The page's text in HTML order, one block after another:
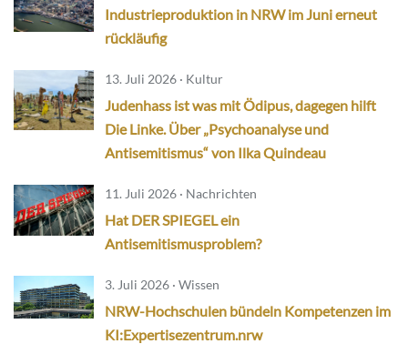
Industrieproduktion in NRW im Juni erneut
rückläufig
13. Juli 2026 · Kultur
Judenhass ist was mit Ödipus, dagegen hilft
Die Linke. Über „Psychoanalyse und
Antisemitismus“ von Ilka Quindeau
11. Juli 2026 · Nachrichten
Hat DER SPIEGEL ein
Antisemitismusproblem?
3. Juli 2026 · Wissen
NRW-Hochschulen bündeln Kompetenzen im
KI:Expertisezentrum.nrw